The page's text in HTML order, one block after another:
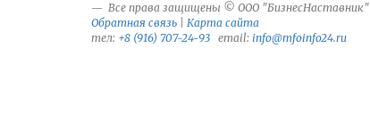
Все права защищены © ООО
Обратная связь
Карта сайта
тел: +8 (916) 707-24-93 email: info@mfoinfo24.ru